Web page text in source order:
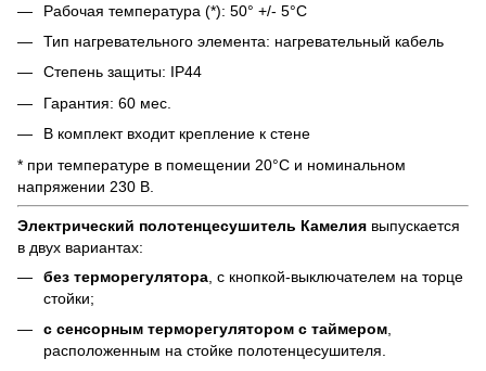
Рабочая температура (*): 50° +/- 5°C
Тип нагревательного элемента: нагревательный кабель
Степень защиты: IP44
Гарантия: 60 мес.
В комплект входит крепление к стене
* при температуре в помещении 20°С и номинальном
напряжении 230 В.
Электрический полотенцесушитель Камелия выпускается
в двух вариантах:
без терморегулятора , с кнопкой-выключателем на торце
стойки;
с сенсорным терморегулятором с таймером
расположенным на стойке полотенцесушителя.